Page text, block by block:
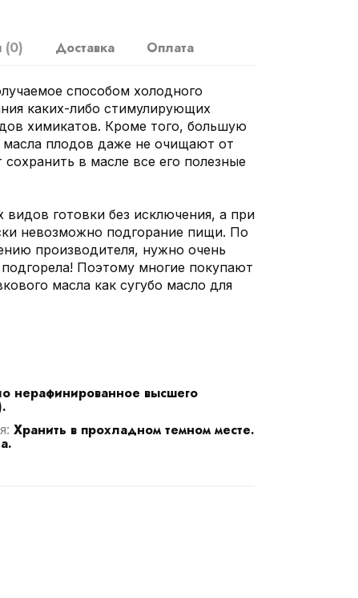
(0) Доставка Оплата
способом холодного
каких-либо стимулирующих
химикатов. Кроме того, большую
плодов даже не очищают от
сохранить в масле все его полезные
видов готовки без исключения, а при
невозможно подгорание пищи. По
производителя, нужно очень
Поэтому многие покупают
масла как сугубо масло для
нерафинированное высшего
Хранить в прохладном темном месте.